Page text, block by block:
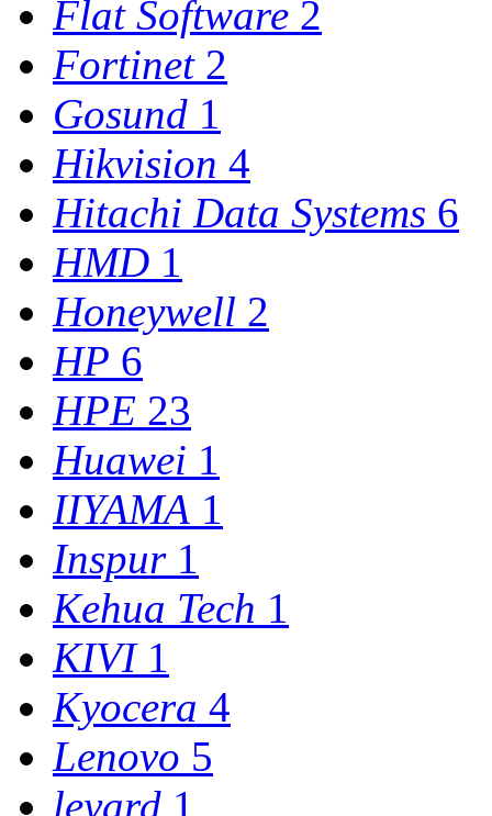
Flat Software 2
Fortinet 2
Gosund 1
Hikvision 4
Hitachi Data Systems 6
HMD 1
Honeywell 2
HP 6
HPE 23
Huawei 1
IIYAMA 1
Inspur 1
Kehua Tech 1
KIVI 1
Kyocera 4
Lenovo 5
leyard 1